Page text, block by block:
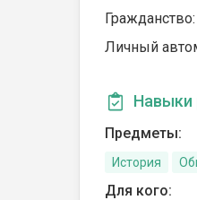
Гражданство:
Личный
Навыки
Предметы:
История
Для кого: